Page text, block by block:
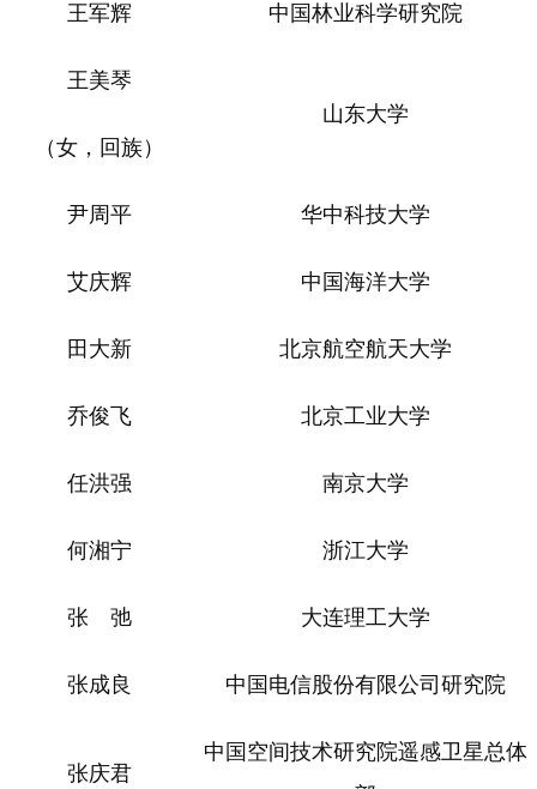
王军辉 中国林业科学研究院
王美琴
（女，回族）
山东大学
尹周平 华中科技大学
艾庆辉 中国海洋大学
田大新 北京航空航天大学
乔俊飞 北京工业大学
任洪强 南京大学
何湘宁 浙江大学
张 弛 大连理工大学
张成良 中国电信股份有限公司研究院
张庆君
中国空间技术研究院遥感卫星总体